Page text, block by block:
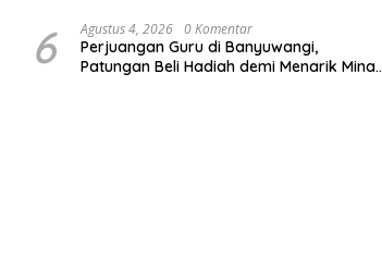
6 Agustus 4, 2026 0 Komentar
Perjuangan Guru di Banyuwangi,
Patungan Beli Hadiah demi Menarik Minat